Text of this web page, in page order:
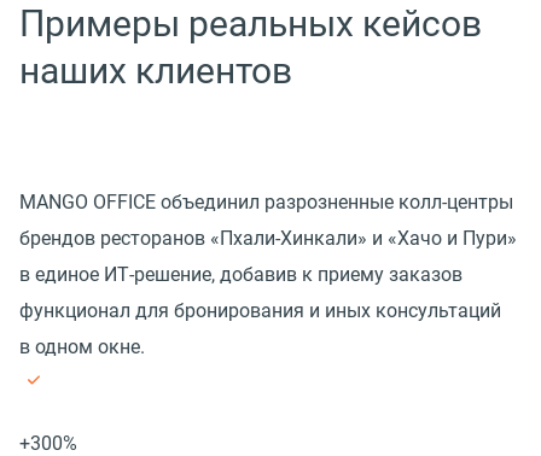
Примеры реальных кейсов
наших клиентов
MANGO OFFICE объединил разрозненные колл-центры
брендов ресторанов «Пхали-Хинкали» и «Хачо и Пури»
в единое ИТ-решение, добавив к приему заказов
функционал для бронирования и иных консультаций
в одном окне.
+300%